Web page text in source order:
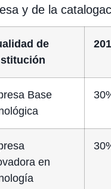
y de la
de
Base
en